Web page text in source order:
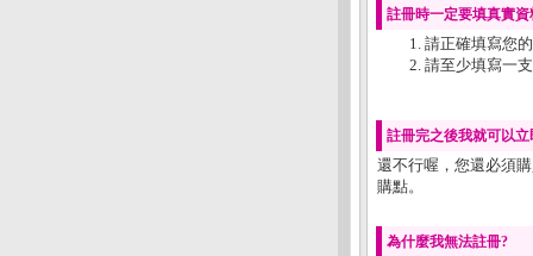
註冊時一定要填真實資
請正確填寫您
請至少填寫一
註冊完之後我就可以
還不行喔，您還必須
購點。
為什麼我無法註冊?